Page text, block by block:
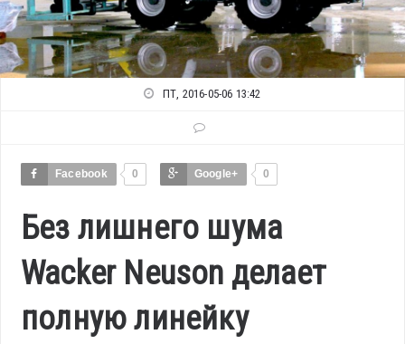
ПТ, 2016-05-06 13:42
Facebook 0 Google+ 0
Без лишнего шума
Wacker Neuson делает
полную линейку